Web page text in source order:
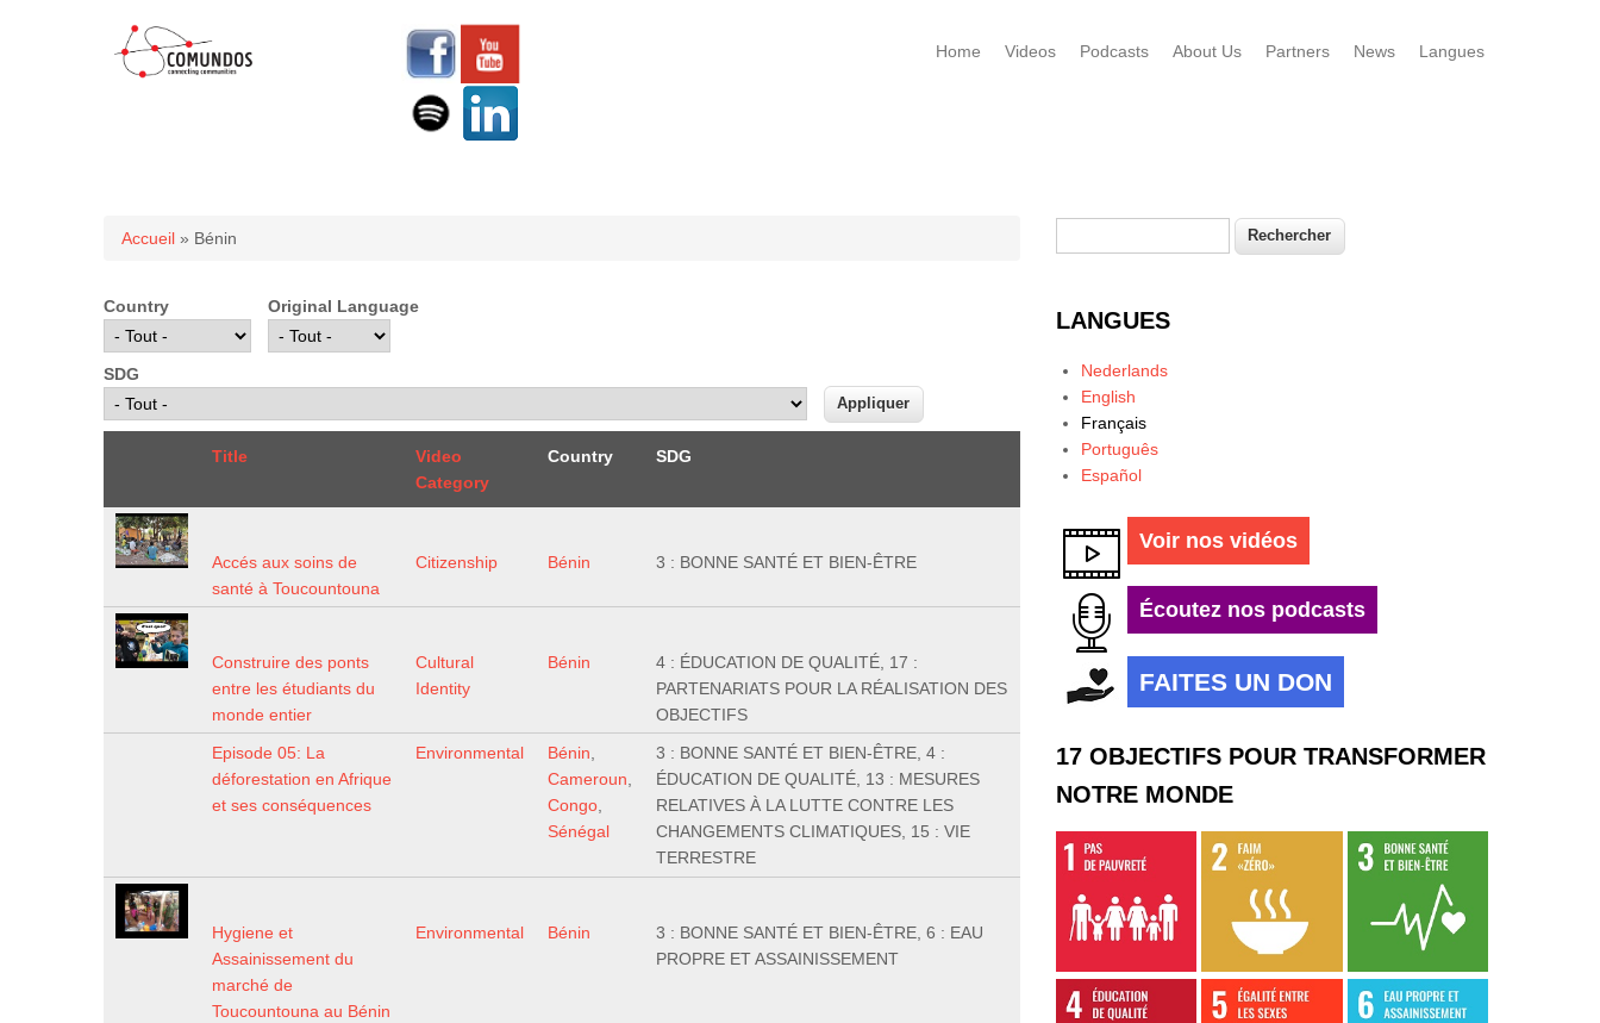
Home Videos Podcasts About Us Partners News Langues
Vous êtes ici
Accueil » Bénin
Country Original Language
SDG
Title
Video
Category
Country SDG
Accés aux soins de
santé à Toucountouna
Citizenship Bénin 3 : BONNE SANTÉ ET BIEN-ÊTRE
Construire des ponts
entre les étudiants du
monde entier
Cultural
Identity
Bénin
4 : ÉDUCATION DE QUALITÉ, 17 :
PARTENARIATS POUR LA RÉALISATION DES
OBJECTIFS
Episode 05: La
déforestation en Afrique
et ses conséquences
Environmental Bénin
Cameroun
Congo
Sénégal
3 : BONNE SANTÉ ET BIEN-ÊTRE, 4 :
ÉDUCATION DE QUALITÉ, 13 : MESURES
RELATIVES À LA LUTTE CONTRE LES
CHANGEMENTS CLIMATIQUES, 15 : VIE
TERRESTRE
Hygiene et
Assainissement du
marché de
Toucountouna au Bénin
Environmental Bénin
3 : BONNE SANTÉ ET BIEN-ÊTRE, 6 : EAU
PROPRE ET ASSAINISSEMENT
Formulaire de recherche
LANGUES
Nederlands
English
Français
Português
Español
Voir nos vidéos
Écoutez nos podcasts
FAITES UN DON
17 OBJECTIFS POUR TRANSFORMER
NOTRE MONDE